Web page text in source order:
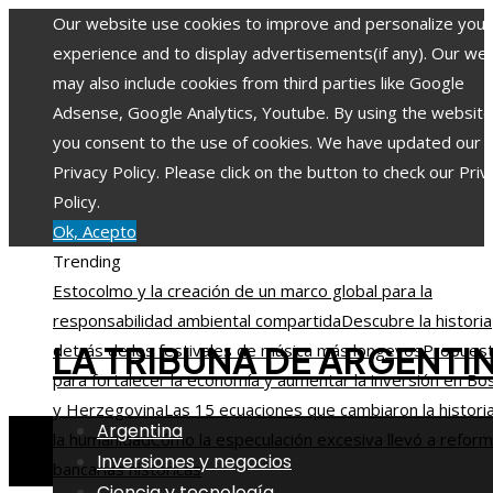
Our website use cookies to improve and personalize your
experience and to display advertisements(if any). Our
may also include cookies from third parties like Google
Adsense, Google Analytics, Youtube. By using the
you consent to the use of cookies. We have updated our
Privacy Policy. Please click on the button to check our
Policy.
Ok, Acepto
Trending
Estocolmo y la creación de un marco global para la
responsabilidad ambiental compartidaDescubre la historia
detrás de los festivales de música más longevos
para fortalecer la economía y aumentar la inversión en
y HerzegovinaLas 15 ecuaciones que cambiaron la
la humanidadCómo la especulación excesiva llevó a
bancarias históricas
LA TRIBUNA DE
Argentina
Inversiones y negocios